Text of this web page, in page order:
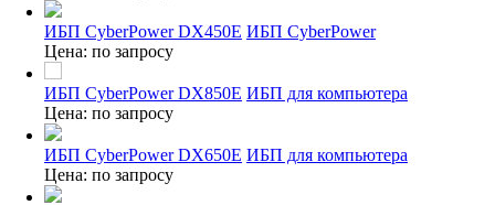
ИБП CyberPower DX450E ИБП CyberPower
Цена: по запросу
ИБП CyberPower DX850E ИБП для компьютера
Цена: по запросу
ИБП CyberPower DX650E ИБП для компьютера
Цена: по запросу